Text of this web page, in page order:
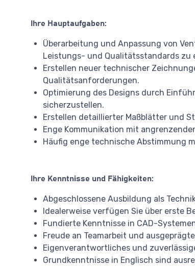
Ihre Hauptaufgaben:
Überarbeitung und Anpassung von
Leistungs- und Qualitätsstandards zu
Erstellen neuer technischer
Qualitätsanforderungen.
Optimierung des Designs durch
sicherzustellen.
Erstellen detaillierter Maßblätter und
Enge Kommunikation mit
Häufig enge technische Abstimmung
Ihre Kenntnisse und Fähigkeiten:
Abgeschlossene Ausbildung als
Idealerweise verfügen Sie über erste
Fundierte Kenntnisse in CAD-
Freude an Teamarbeit und
Eigenverantwortliches und
Grundkenntnisse in Englisch sind